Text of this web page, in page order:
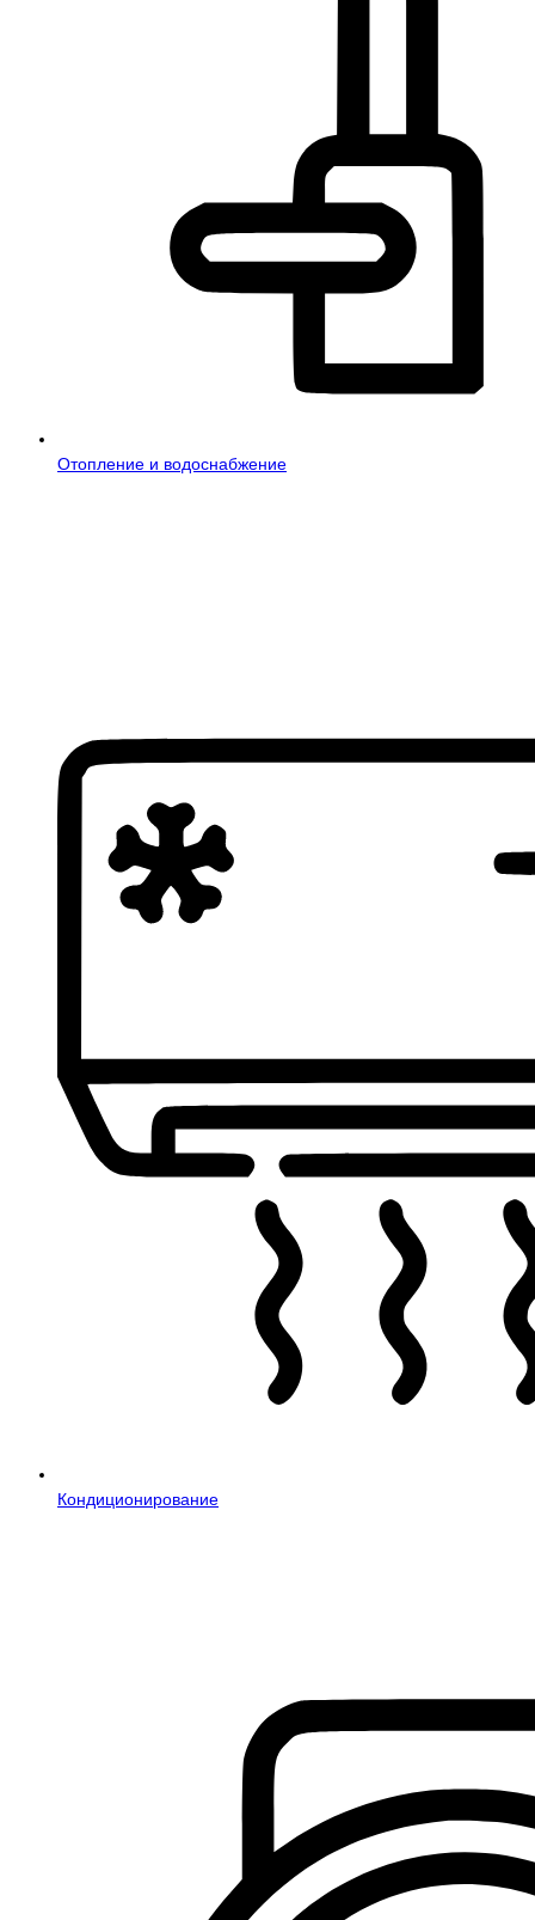
Отопление и водоснабжение
Кондиционирование